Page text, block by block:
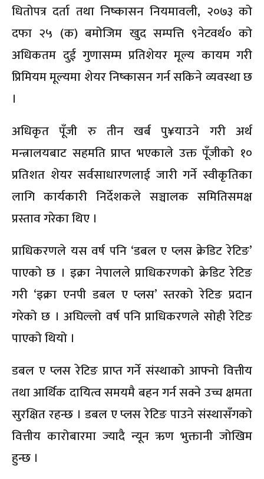
धितोपत्र दर्ता तथा निष्कासन नियमावली, २०७३ को
दफा २५ (क) बमोजिम खुद सम्पत्ति ९नेटवर्थ० को
अधिकतम दुई गुणासम्म प्रतिशेयर मूल्य कायम गरी
प्रिमियम मूल्यमा शेयर निष्कासन गर्न सकिने व्यवस्था छ
।
अधिकृत पूँजी रु तीन खर्ब पु¥याउने गरी अर्थ
मन्त्रालयबाट सहमति प्राप्त भएकाले उक्त पूँजीको १०
प्रतिशत शेयर सर्वसाधारणलाई जारी गर्ने स्वीकृतिका
लागि कार्यकारी निर्देशकले सञ्चालक समितिसमक्ष
प्रस्ताव गरेका थिए ।
प्राधिकरणले यस वर्ष पनि ‘डबल ए प्लस क्रेडिट रेटिङ’
पाएको छ । इक्रा नेपालले प्राधिकरणको क्रेडिट रेटिङ
गरी ‘इक्रा एनपी डबल ए प्लस’ स्तरको रेटिङ प्रदान
गरेको छ । अघिल्लो वर्ष पनि प्राधिकरणले सोही रेटिङ
पाएको थियो ।
डबल ए प्लस रेटिङ प्राप्त गर्ने संस्थाको आफ्नो वित्तीय
तथा आर्थिक दायित्व समयमै बहन गर्न सक्ने उच्च क्षमता
सुरक्षित रहन्छ । डबल ए प्लस रेटिङ पाउने संस्थासँगको
वित्तीय कारोबारमा ज्यादै न्यून ऋण भुक्तानी जोखिम
हुन्छ ।